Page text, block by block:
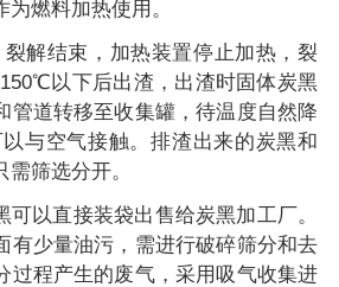
燃料加热使用。
解结束，加热装置停止加热，裂
以下后出渣，出渣时固体炭黑
管道转移至收集罐，待温度自然降
与空气接触。排渣出来的炭黑和
筛选分开。
可以直接装袋出售给炭黑加工厂。
有少量油污，需进行破碎筛分和去
过程产生的废气，采用吸气收集进